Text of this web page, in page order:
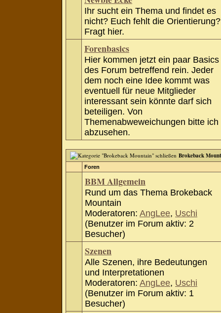
Ihr sucht ein Thema und findet es
nicht? Euch fehlt die Orientierung?
Fragt hier.
Forenbasics
Hier kommen jetzt ein paar Basics
des Forum betreffend rein. Jeder
dem noch eine Idee kommt was
eventuell für neue Mitglieder
interessant sein könnte darf sich
beteiligen. Von
Themenabweweichungen bitte ich
abzusehen.
Brokeback
Foren
BBM Allgemein
Rund um das Thema Brokeback
Mountain
Moderatoren: AngLee, Uschi
(Benutzer im Forum aktiv: 2
Besucher)
Szenen
Alle Szenen, ihre Bedeutungen
und Interpretationen
Moderatoren: AngLee, Uschi
(Benutzer im Forum aktiv: 1
Besucher)